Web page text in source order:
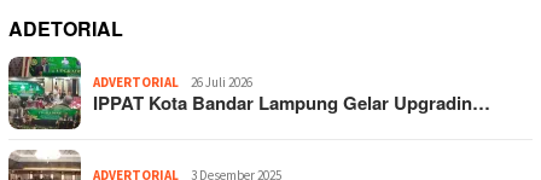
ADETORIAL
ADVERTORIAL 26 Juli 2026
IPPAT Kota Bandar Lampung Gelar Upgradin…
ADVERTORIAL 3 Desember 2025